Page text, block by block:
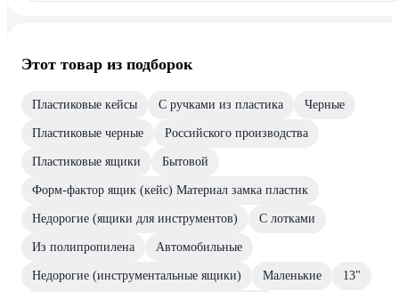
Этот товар из подборок
Пластиковые кейсы С ручками из пластика Черные
Пластиковые черные Российского производства
Пластиковые ящики Бытовой
Форм-фактор ящик (кейс) Материал замка пластик
Недорогие (ящики для инструментов) С лотками
Из полипропилена Автомобильные
Недорогие (инструментальные ящики) Маленькие 13"